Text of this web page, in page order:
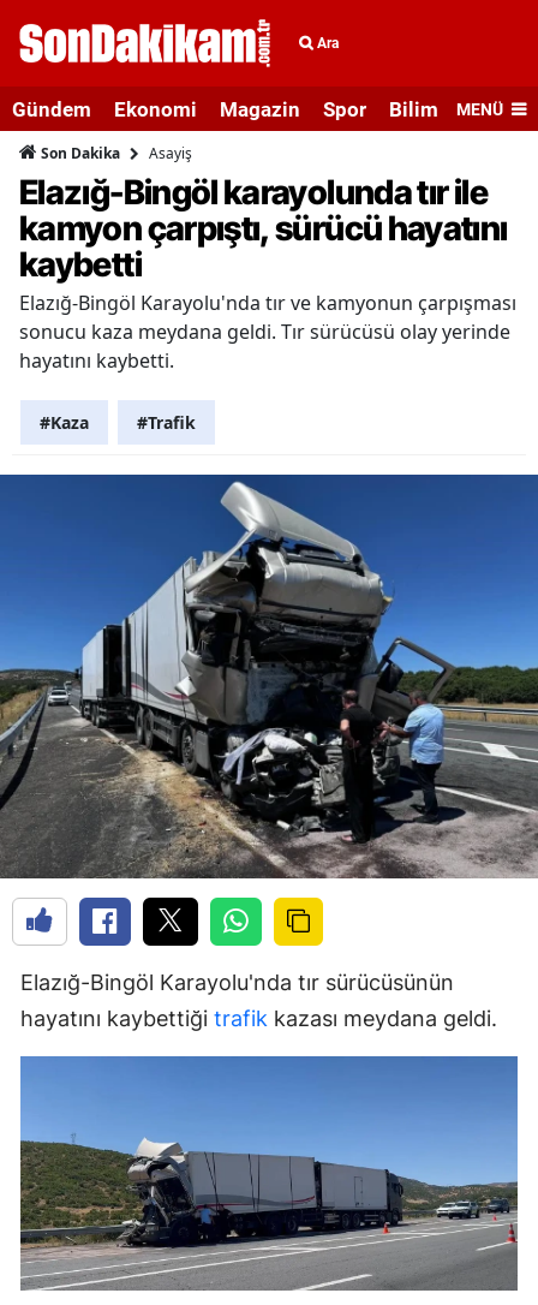
Ara
Gündem Ekonomi Magazin Spor Bilim veMENÜ
Son Dakika Asayiş
Elazığ-Bingöl karayolunda tır ile
kamyon çarpıştı, sürücü hayatını
kaybetti
Elazığ-Bingöl Karayolu'nda tır ve kamyonun çarpışması
sonucu kaza meydana geldi. Tır sürücüsü olay yerinde
hayatını kaybetti.
#Kaza #Trafik
Elazığ-Bingöl Karayolu'nda tır sürücüsünün
hayatını kaybettiği trafik kazası meydana geldi.